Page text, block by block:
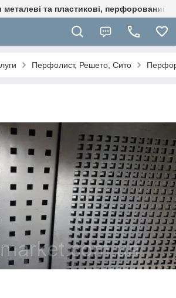
металеві та пластикові, перфорований
Перфолист, Решето, Сито